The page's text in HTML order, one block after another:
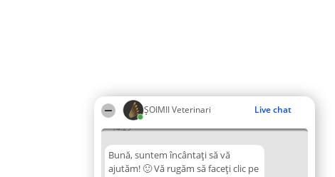
ȘOIMII Veterinari Live chat
14:29
Bună, suntem încântați să vă
ajutăm! 🙂 Vă rugăm să faceți clic pe